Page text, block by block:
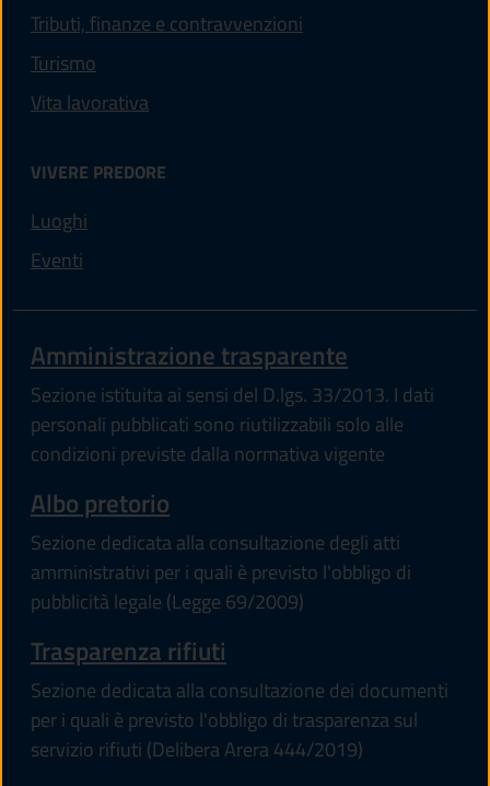
Tributi, finanze e contravvenzioni
Turismo
Vita lavorativa
VIVERE PREDORE
Luoghi
Eventi
Amministrazione trasparente
Sezione istituita ai sensi del D.lgs. 33/2013. I dati
personali pubblicati sono riutilizzabili solo alle
condizioni previste dalla normativa vigente
Albo pretorio
Sezione dedicata alla consultazione degli atti
amministrativi per i quali è previsto l'obbligo di
pubblicità legale (Legge 69/2009)
Trasparenza rifiuti
Sezione dedicata alla consultazione dei documenti
per i quali è previsto l'obbligo di trasparenza sul
servizio rifiuti (Delibera Arera 444/2019)